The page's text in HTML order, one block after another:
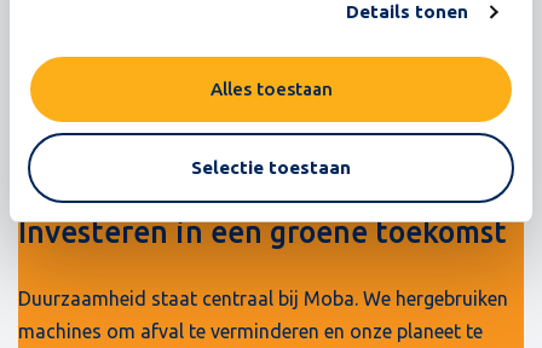
Details tonen
Alles toestaan
Selectie toestaan
Investeren in een groene toekomst
Duurzaamheid staat centraal bij Moba. We hergebruiken
machines om afval te verminderen en onze planeet te